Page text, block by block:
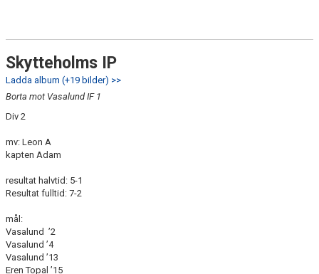
Skytteholms IP
Ladda album (+19 bilder) >>
Borta mot Vasalund IF 1
Div 2
mv: Leon A
kapten Adam
resultat halvtid: 5-1
Resultat fulltid: 7-2
mål:
Vasalund ’2
Vasalund ’4
Vasalund ’13
Eren Topal ’15